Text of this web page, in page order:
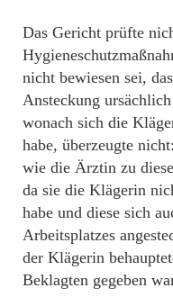
Das Gericht prüfte
nicht bewiesen sei,
Ansteckung
wonach sich die
habe, überzeugte
wie die Ärztin zu
da sie die Klägerin
habe und diese sich
Arbeitsplatzes
der Klägerin
Beklagten gegeben